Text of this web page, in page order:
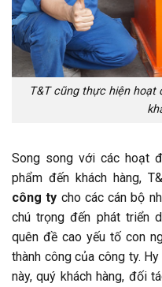
T&T cũng thực hiện hoạt
Song song với các hoạt
phẩm đến khách hàng,
công ty cho các cán bộ
chú trọng đến phát triển
quên đề cao yếu tố con
thành công của công ty.
này, quý khách hàng, đối